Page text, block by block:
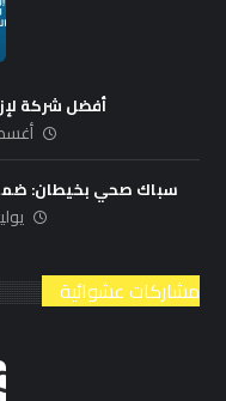
أفضل شركة
أغسطس
سباك صحي بخيطان: ضمان
يوليو
مشاركات عشوائية